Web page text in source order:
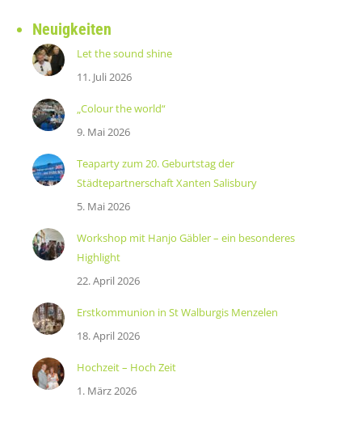
Neuigkeiten
Let the sound shine
11. Juli 2026
„Colour the world“
9. Mai 2026
Teaparty zum 20. Geburtstag der
Städtepartnerschaft Xanten Salisbury
5. Mai 2026
Workshop mit Hanjo Gäbler – ein besonderes
Highlight
22. April 2026
Erstkommunion in St Walburgis Menzelen
18. April 2026
Hochzeit – Hoch Zeit
1. März 2026